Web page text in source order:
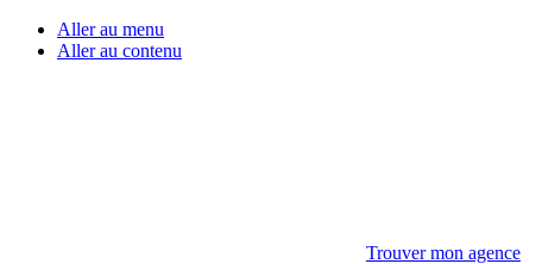
Aller au menu
Aller au contenu
Trouver mon agence